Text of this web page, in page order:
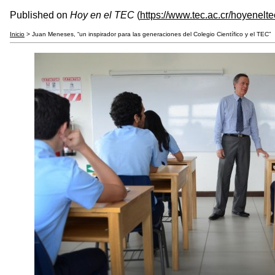
Published on Hoy en el TEC (https://www.tec.ac.cr/
Inicio > Juan Meneses, “un inspirador para las generaciones del Colegio Científico y el TEC”